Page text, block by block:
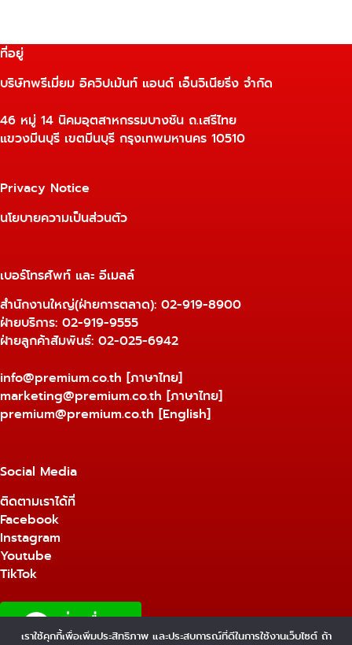
ที่อยู่
บริษัทพรีเมี่ยม อิควิปเม้นท์ แอนด์ เอ็นจิเนียริ่ง จำกัด
46 หมู่ 14 นิคมอุตสาหกรรมบางชัน ถ.เสรีไทย
แขวงมีนบุรี เขตมีนบุรี กรุงเทพมหานคร 10510
Privacy Notice
นโยบายความเป็นส่วนตัว
เบอร์โทรศัพท์ และ อีเมลล์
สำนักงานใหญ่(ฝ่ายการตลาด): 02-919-8900
ฝ่ายบริการ: 02-919-9555
ฝ่ายลูกค้าสัมพันธ์: 02-025-6942
info@premium.co.th [ภาษาไทย]
marketing@premium.co.th [ภาษาไทย]
premium@premium.co.th [English]
Social Media
ติดตามเราได้ที่
Facebook
Instagram
Youtube
TikTok
เราใช้คุกกี้เพื่อเพิ่มประสิทธิภาพ และประสบการณ์ที่ดีในการใช้งานเว็บไซต์ ถ้า
1